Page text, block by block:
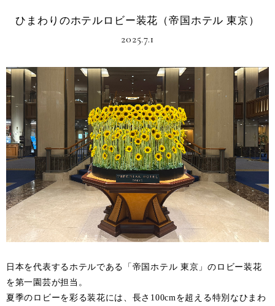
ひまわりのホテルロビー装花（帝国ホテル 東京）
2025.7.1
日本を代表するホテルである「帝国ホテル 東京」のロビー装花
を第一園芸が担当。
夏季のロビーを彩る装花には、長さ100cmを超える特別なひまわ